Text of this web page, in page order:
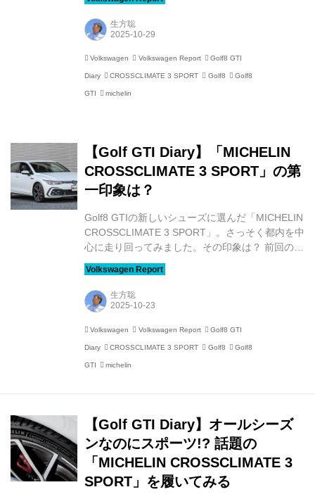
でしょうか？ すでに報告しているとおり、愛車の
Golf8 GTIに、スポーツ志向の オールシーズンタ
イヤであるMICHELIN CROSSCLIMATE 3
ルシーズンなのにスポーツ!? 話題の「MICHELIN
CROSSCLIMATE 3 SPORT」を履いてみる 千葉
県から西の太平洋側など、雪があまり降ら...
生方聡
Volkswagen Volkswagen Report Golf8 GTI
Diary CROSSCLIMATE 3 SPORT Golf8 Golf8
GTI michelin
【Golf GTI Diary】「MICHELIN
CROSSCLIMATE 3 SPORT」の第
一印象は？
Golf8 GTIの新しいシューズに選んだ「MICHELIN
CROSSCLIMATE 3 SPORT」。さっそく都内を中
心に走り回ってみました。その印象は？ 前回のレ
ポートでお伝えしたとおり、Golf8 GTIにスポー
ツ志向のオールシーズンタイヤであるMICHELIN
CROSSCLIMATE 3 SPORTを装着しました。
【Golf GTI Diary】オールシーズンなのにスポー
SPORT」を履いてみる 千葉県から西の太平洋側
など、雪があまり降らず、降っても年に数回、年
によってはまったく降らないこともある、いわゆ
生方聡
Volkswagen Volkswagen Report Golf8 GTI
Diary CROSSCLIMATE 3 SPORT Golf8 Golf8
GTI michelin
【Golf GTI Diary】オールシーズ
ンなのにスポーツ!? 話題の
「MICHELIN CROSSCLIMATE 3
SPORT」を履いてみる